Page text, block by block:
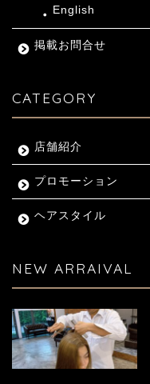
English
掲載お問合せ
CATEGORY
店舗紹介
プロモーション
ヘアスタイル
NEW ARRAIVAL